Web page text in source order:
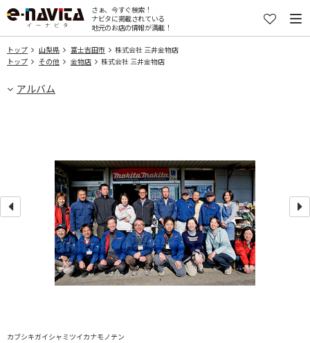
さぁ、今すぐ検索！
ナビタに掲載されている
地元のお店の情報が満載！
トップ 山梨県 富士吉田市
株式会社 三井金物店
トップ
その他 金物店 株式会社 三井金物店
アルバム
カブシキガイシャミツイカナモノテン